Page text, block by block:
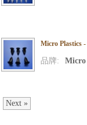
Micro Plastics
品牌: Micro
Next »